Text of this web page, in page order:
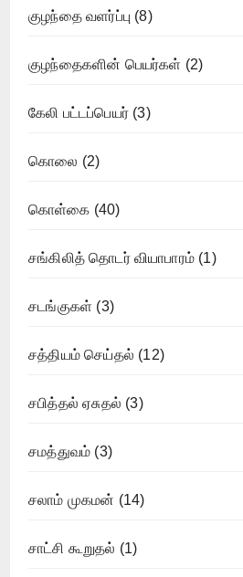
குழந்தை வளர்ப்பு (8)
குழந்தைகளின் பெயர்கள் (2)
கேலி பட்டப்பெயர் (3)
கொலை (2)
கொள்கை (40)
சங்கிலித் தொடர் வியாபாரம் (1)
சடங்குகள் (3)
சத்தியம் செய்தல் (12)
சபித்தல் ஏசுதல் (3)
சமத்துவம் (3)
சலாம் முகமன் (14)
சாட்சி கூறுதல் (1)